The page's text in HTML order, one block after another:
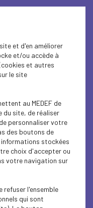
PME,
du
avons le
adista à
de 17h00 à
à Maxéville.
et d'en améliorer
et/ou accède à
et autres
le site
au MEDEF de
du site, de réaliser
personnaliser votre
des boutons de
stockées
choix d'accepter ou
votre navigation sur
refuser l'ensemble
qui sont